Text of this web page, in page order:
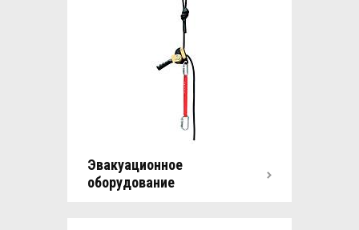
Эвакуационное
оборудование